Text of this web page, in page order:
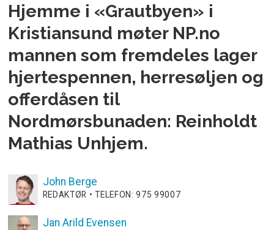
Hjemme i «Grautbyen» i
Kristiansund møter NP.no
mannen som fremdeles lager
hjertespennen, herresøljen og
offerdåsen til
Nordmørsbunaden: Reinholdt
Mathias Unhjem.
John Berge
REDAKTØR • TELEFON: 975 99007
Jan Arild Evensen